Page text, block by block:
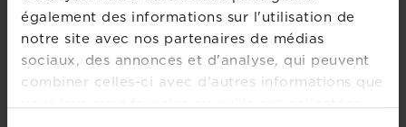
également des informations sur l'utilisation de
notre site avec nos partenaires de médias
sociaux, des annonces et d'analyse, qui peuvent
combiner celles-ci avec d'autres informations que
vous leur avez fournies ou qu'ils ont collectées